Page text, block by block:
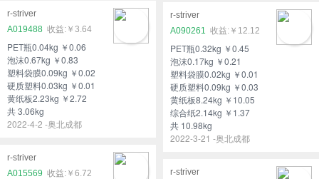
r-striver
A019488
￥3.64
PET瓶0.04kg ￥0.06
泡沫0.67kg ￥0.83
塑料袋膜0.09kg ￥0.02
硬质塑料0.03kg ￥0.01
黄纸板2.23kg ￥2.72
共 3.06kg
2022-4-2 -奥北成都
r-striver
A090261
￥12.12
PET瓶0.32kg ￥0.45
泡沫0.17kg ￥0.21
塑料袋膜0.02kg ￥0.01
硬质塑料0.09kg ￥0.03
黄纸板8.24kg ￥10.05
综合纸2.14kg ￥1.37
共 10.98kg
2022-3-21 -奥北成都
r-striver
A015569
￥6.72
r-striver